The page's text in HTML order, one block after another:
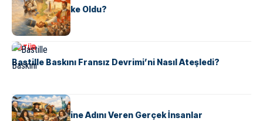
Tunus Nasıl Ülke Oldu?
KÜLTÜR
Bastille Baskını Fransız Devrimi’ni Nasıl Ateşledi?
KÜLTÜR
ABD Eyaletlerine Adını Veren Gerçek İnsanlar